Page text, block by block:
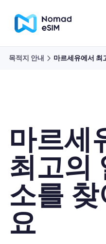
eSIM 정보
왜 Nomad eSIM?
목적지 안내 마르세유에서 최
마르세
최고의
소를
요